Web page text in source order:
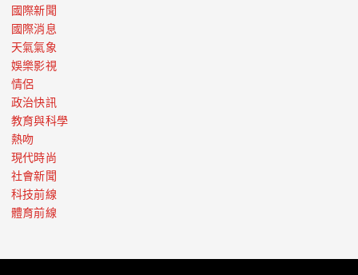
國際新聞
國際消息
天氣氣象
娛樂影視
情侶
政治快訊
教育與科學
熱吻
現代時尚
社會新聞
科技前線
體育前線